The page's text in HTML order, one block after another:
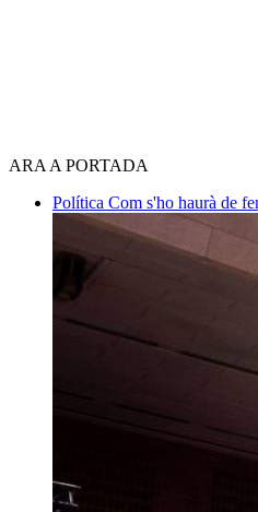
ARA A PORTADA
Política Com s'ho haurà de